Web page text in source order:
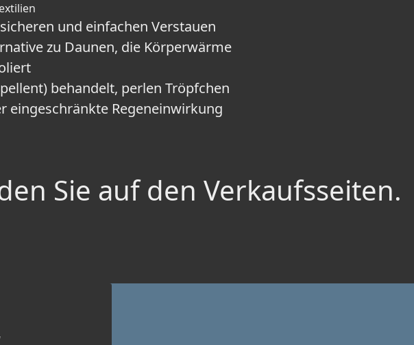
und einfachen Verstauen
zu Daunen, die Körperwärme
behandelt, perlen Tröpfchen
eingeschränkte Regeneinwirkung
Sie auf den Verkaufsseiten.